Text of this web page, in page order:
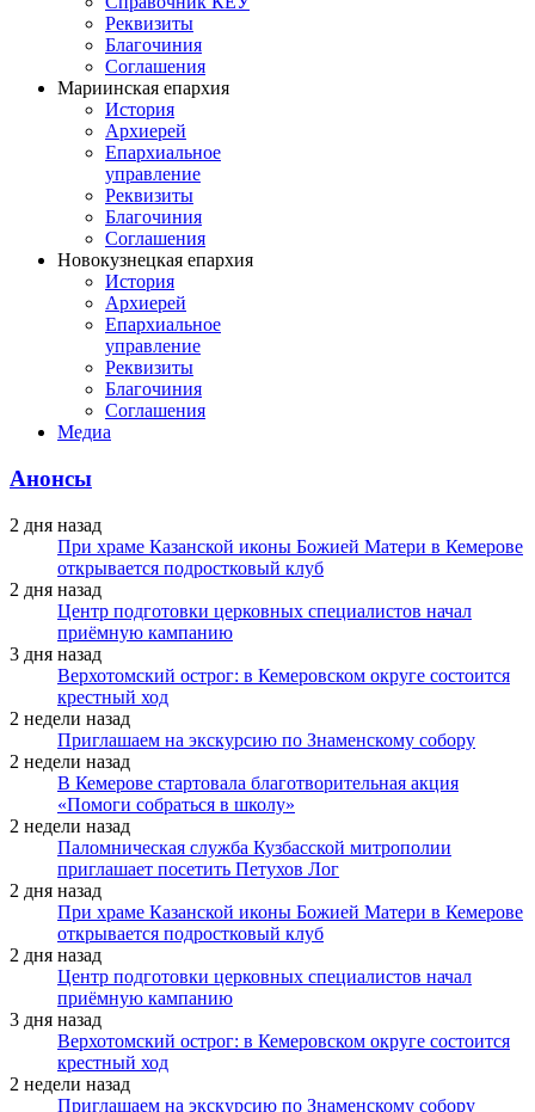
Реквизиты
Благочиния
Соглашения
Мариинская епархия
История
Архиерей
Епархиальное
управление
Реквизиты
Благочиния
Соглашения
Новокузнецкая епархия
История
Архиерей
Епархиальное
управление
Реквизиты
Благочиния
Соглашения
Медиа
Анонсы
2 дня назад
При храме Казанской иконы Божией Матери в Кемерове
открывается подростковый клуб
2 дня назад
Центр подготовки церковных специалистов начал
приёмную кампанию
3 дня назад
Верхотомский острог: в Кемеровском округе состоится
крестный ход
2 недели назад
Приглашаем на экскурсию по Знаменскому собору
2 недели назад
В Кемерове стартовала благотворительная акция
«Помоги собраться в школу»
2 недели назад
Паломническая служба Кузбасской митрополии
приглашает посетить Петухов Лог
2 дня назад
При храме Казанской иконы Божией Матери в Кемерове
открывается подростковый клуб
2 дня назад
Центр подготовки церковных специалистов начал
приёмную кампанию
3 дня назад
Верхотомский острог: в Кемеровском округе состоится
крестный ход
2 недели назад
Приглашаем на экскурсию по Знаменскому собору